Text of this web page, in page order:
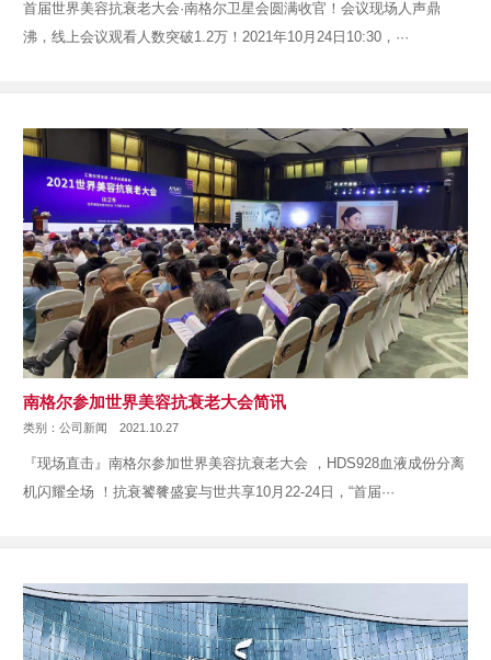
首届世界美容抗衰老大会·南格尔卫星会圆满收官！会议现场人声鼎
沸，线上会议观看人数突破1.2万！2021年10月24日10:30，···
南格尔参加世界美容抗衰老大会简讯
类别：公司新闻 2021.10.27
『现场直击』南格尔参加世界美容抗衰老大会 ，HDS928血液成份分离
机闪耀全场 ！抗衰饕餮盛宴与世共享10月22-24日，“首届···